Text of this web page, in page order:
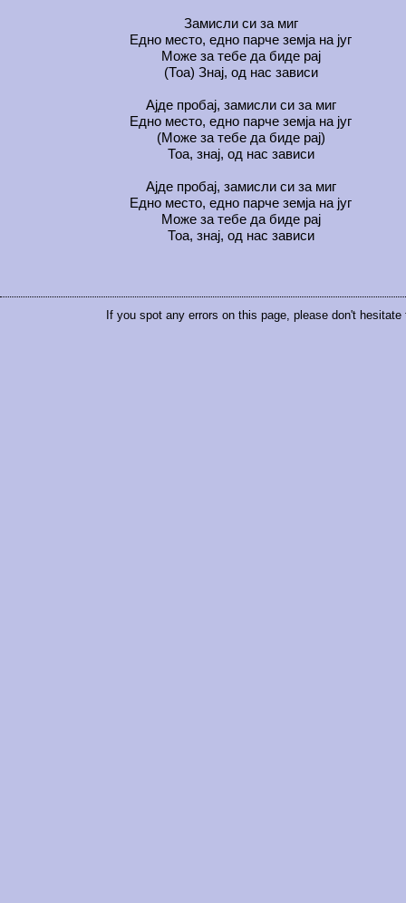
Замисли си за миг
Едно место, едно парче земја на југ
Може за тебе да биде рај
(Тоа) Знај, од нас зависи
Ајде пробај, замисли си за миг
Едно место, едно парче земја на југ
(Може за тебе да биде рај)
Тоа, знај, од нас зависи
Ајде пробај, замисли си за миг
Едно место, едно парче земја на југ
Може за тебе да биде рај
Тоа, знај, од нас зависи
If you spot any errors on this page, please don't